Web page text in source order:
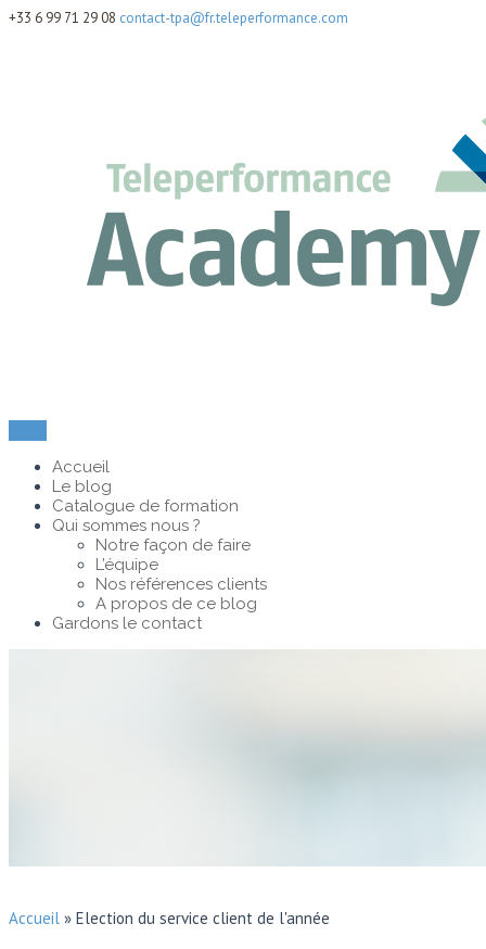
+33 6 99 71 29 08 contact-tpa@fr.teleperformance.com
Accueil
Le blog
Catalogue de formation
Qui sommes nous ?
Notre façon de faire
L’équipe
Nos références clients
A propos de ce blog
Gardons le contact
Accueil » Election du service client de l'année